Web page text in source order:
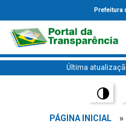
Prefeitura
Última
PÁGINA INICIAL »